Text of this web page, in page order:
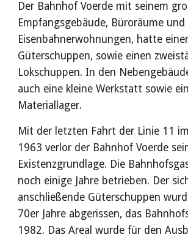
Der Bahnhof Voerde mit seinem
Empfangsgebäude, Büroräume und
Eisenbahnerwohnungen, hatte
Güterschuppen, sowie einen
Lokschuppen. In den
auch eine kleine Werkstatt sowie ein
Materiallager.
Mit der letzten Fahrt der Linie 11
1963 verlor der Bahnhof Voerde
Existenzgrundlage. Die
noch einige Jahre betrieben. Der
anschließende Güterschuppen
70er Jahre abgerissen, das
1982. Das Areal wurde für den